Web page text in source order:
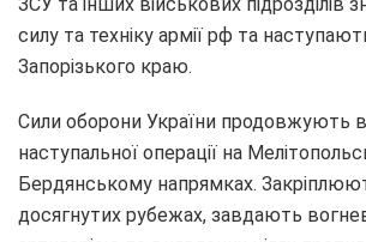
силу та техніку армії рф та
Запорізького краю.
Сили оборони України продовжують
наступальної операції на
Бердянському напрямках.
досягнутих рубежах, завдають